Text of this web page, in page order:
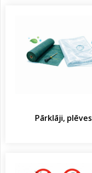
Pārklāji, plēves